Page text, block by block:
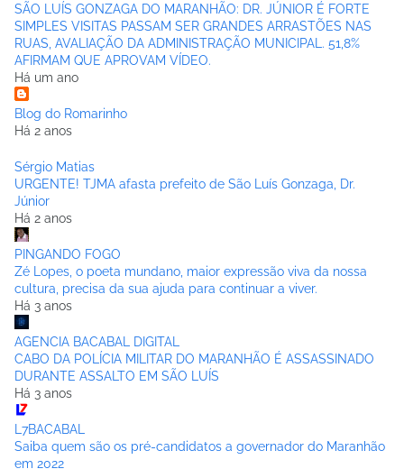
SÃO LUÍS GONZAGA DO MARANHÃO: DR. JÚNIOR É FORTE
SIMPLES VISITAS PASSAM SER GRANDES ARRASTÕES NAS
RUAS, AVALIAÇÃO DA ADMINISTRAÇÃO MUNICIPAL. 51,8%
AFIRMAM QUE APROVAM VÍDEO.
Há um ano
Blog do Romarinho
Há 2 anos
Sérgio Matias
URGENTE! TJMA afasta prefeito de São Luís Gonzaga, Dr.
Júnior
Há 2 anos
PINGANDO FOGO
Zé Lopes, o poeta mundano, maior expressão viva da nossa
cultura, precisa da sua ajuda para continuar a viver.
Há 3 anos
AGENCIA BACABAL DIGITAL
CABO DA POLÍCIA MILITAR DO MARANHÃO É ASSASSINADO
DURANTE ASSALTO EM SÃO LUÍS
Há 3 anos
L7BACABAL
Saiba quem são os pré-candidatos a governador do Maranhão
em 2022